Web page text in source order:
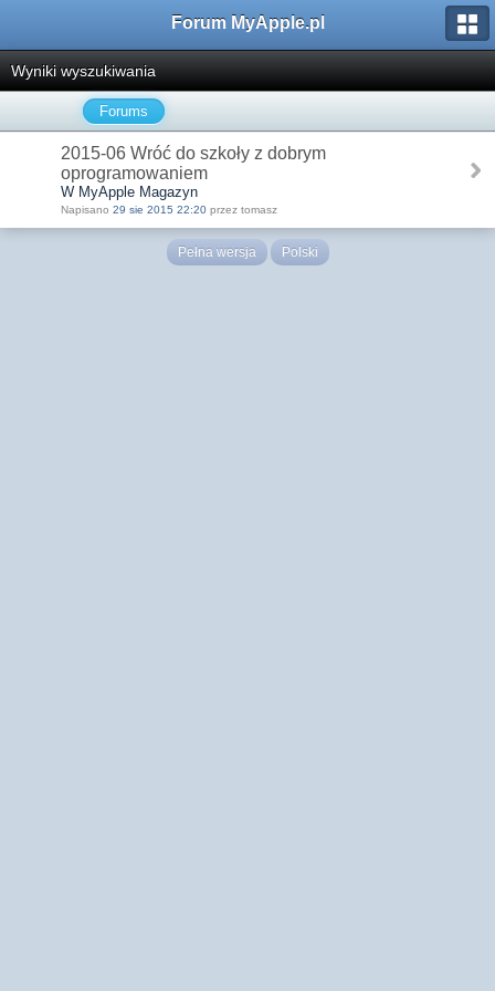
Forum MyApple.pl
Wyniki wyszukiwania
Forums
2015-06 Wróć do szkoły z dobrym
oprogramowaniem
W MyApple Magazyn
Napisano 29 sie 2015 22:20 przez tomasz
Pełna wersja Polski